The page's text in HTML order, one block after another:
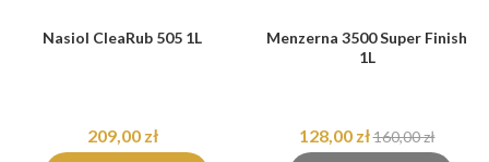
Nasiol CleaRub 505 1L
209,00 zł
Menzerna 3500 Super Finish
1L
128,00 zł160,00 zł